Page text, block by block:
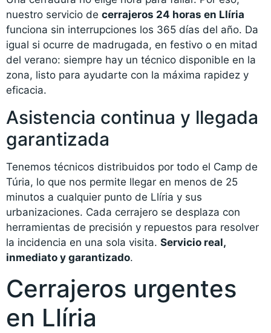
nuestro servicio de cerrajeros 24 horas en Llíria
funciona sin interrupciones los 365 días del año. Da
igual si ocurre de madrugada, en festivo o en mitad
del verano: siempre hay un técnico disponible en la
zona, listo para ayudarte con la máxima rapidez y
eficacia.
Asistencia continua y llegada
garantizada
Tenemos técnicos distribuidos por todo el Camp de
Túria, lo que nos permite llegar en menos de 25
minutos a cualquier punto de Llíria y sus
urbanizaciones. Cada cerrajero se desplaza con
herramientas de precisión y repuestos para resolver
la incidencia en una sola visita. Servicio real,
inmediato y garantizado.
Cerrajeros urgentes
en Llíria